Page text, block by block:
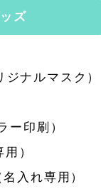
ズ
ナルマスク）
ー印刷）
）
入れ専用）